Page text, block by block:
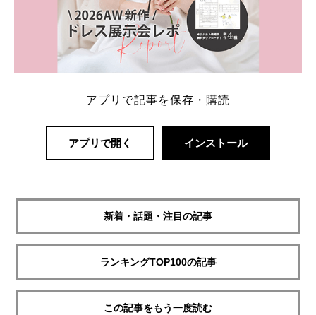
アプリで記事を保存・購読
アプリで開く インストール
新着・話題・注目の記事
ランキングTOP100の記事
この記事をもう一度読む